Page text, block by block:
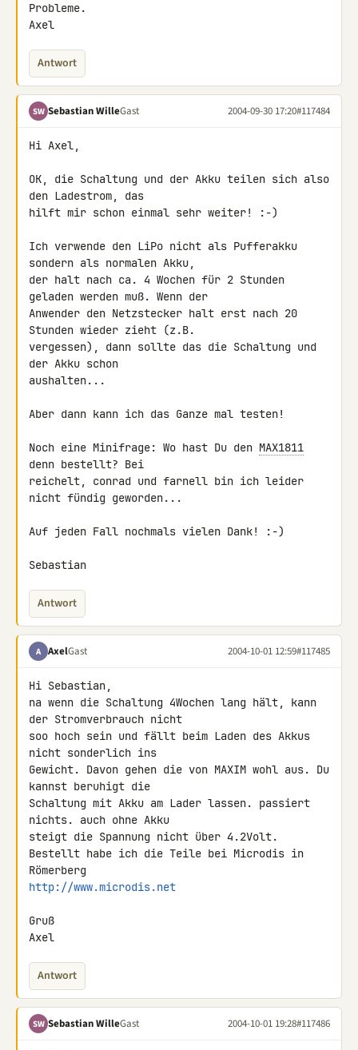
Probleme.
Axel
Antwort
SW Sebastian WilleGast 2004-09-30 17:20#117484
Hi Axel,
OK, die Schaltung und der Akku teilen sich also
den Ladestrom, das
hilft mir schon einmal sehr weiter! :-)
Ich verwende den LiPo nicht als Pufferakku
sondern als normalen Akku,
der halt nach ca. 4 Wochen für 2 Stunden
geladen werden muß. Wenn der
Anwender den Netzstecker halt erst nach 20
Stunden wieder zieht (z.B.
vergessen), dann sollte das die Schaltung und
der Akku schon
aushalten...
Aber dann kann ich das Ganze mal testen!
Noch eine Minifrage: Wo hast Du den MAX1811
denn bestellt? Bei
reichelt, conrad und farnell bin ich leider
nicht fündig geworden...
Auf jeden Fall nochmals vielen Dank! :-)
Sebastian
Antwort
A AxelGast 2004-10-01 12:59#117485
Hi Sebastian,
na wenn die Schaltung 4Wochen lang hält, kann
der Stromverbrauch nicht
soo hoch sein und fällt beim Laden des Akkus
nicht sonderlich ins
Gewicht. Davon gehen die von MAXIM wohl aus. Du
kannst beruhigt die
Schaltung mit Akku am Lader lassen. passiert
nichts. auch ohne Akku
steigt die Spannung nicht über 4.2Volt.
Bestellt habe ich die Teile bei Microdis in
http://www.microdis.net
Gruß
Axel
Antwort
SW Sebastian WilleGast 2004-10-01 19:28#117486